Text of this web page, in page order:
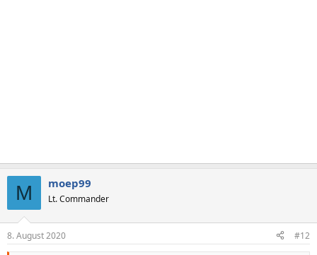
M moep99
Lt. Commander
8. August 2020 #12